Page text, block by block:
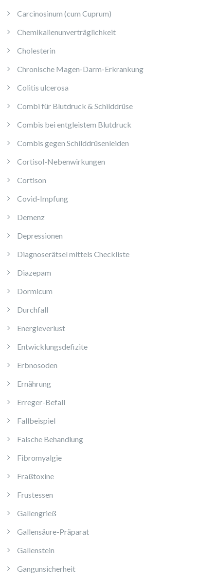
Carcinosinum (cum Cuprum)
Chemikalienunverträglichkeit
Cholesterin
Chronische Magen-Darm-Erkrankung
Colitis ulcerosa
Combi für Blutdruck & Schilddrüse
Combis bei entgleistem Blutdruck
Combis gegen Schilddrüsenleiden
Cortisol-Nebenwirkungen
Cortison
Covid-Impfung
Demenz
Depressionen
Diagnoserätsel mittels Checkliste
Diazepam
Dormicum
Durchfall
Energieverlust
Entwicklungsdefizite
Erbnosoden
Ernährung
Erreger-Befall
Fallbeispiel
Falsche Behandlung
Fibromyalgie
Fraßtoxine
Frustessen
Gallengrieß
Gallensäure-Präparat
Gallenstein
Gangunsicherheit